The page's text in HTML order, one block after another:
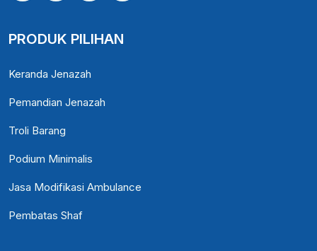
PRODUK PILIHAN
Keranda Jenazah
Pemandian Jenazah
Troli Barang
Podium Minimalis
Jasa Modifikasi Ambulance
Pembatas Shaf